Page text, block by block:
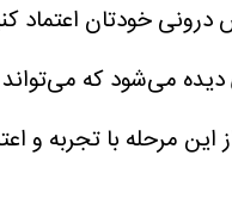
خودتان اعتماد
می‌شود که
مرحله با تجربه و